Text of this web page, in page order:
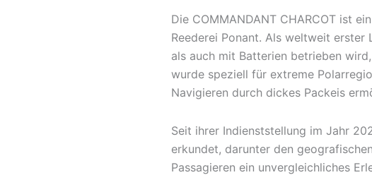
Die COMMANDANT CHARCOT ist
Reederei Ponant. Als weltweit
als auch mit Batterien betrieben
wurde speziell für extreme
Navigieren durch dickes Packeis
Seit ihrer Indienststellung im Jahr
erkundet, darunter den
Passagieren ein unvergleichliches